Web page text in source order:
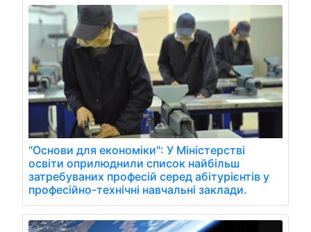
"Основи для економіки": У Міністерстві
освіти оприлюднили список найбільш
затребуваних професій серед абітурієнтів у
професійно-технічні навчальні заклади.